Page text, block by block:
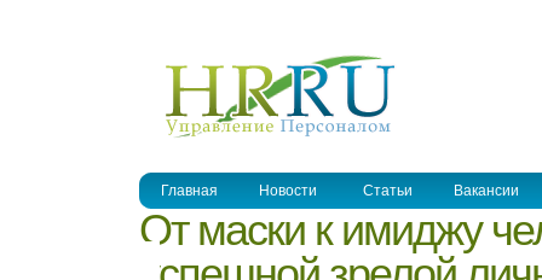
Главная Новости Статьи Вакансии
От маски к имиджу